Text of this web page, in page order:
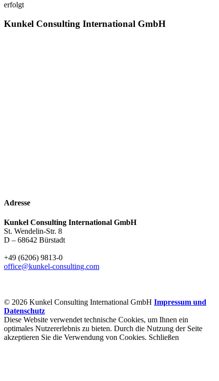
erfolgt
Kunkel Consulting International GmbH
Adresse
Kunkel Consulting International GmbH
St. Wendelin-Str. 8
D – 68642 Bürstadt
+49 (6206) 9813-0
office@kunkel-consulting.com
© 2026 Kunkel Consulting International GmbH Impressum und
Datenschutz
Diese Website verwendet technische Cookies, um Ihnen ein
optimales Nutzererlebnis zu bieten. Durch die Nutzung der Seite
akzeptieren Sie die Verwendung von Cookies. Schließen